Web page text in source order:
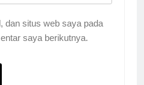
dan situs web saya pada
saya berikutnya.